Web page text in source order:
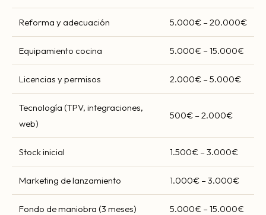
Reforma y adecuación 5.000€ – 20.000€
Equipamiento cocina 5.000€ – 15.000€
Licencias y permisos 2.000€ – 5.000€
Tecnología (TPV, integraciones,
web)
500€ – 2.000€
Stock inicial 1.500€ – 3.000€
Marketing de lanzamiento 1.000€ – 3.000€
Fondo de maniobra (3 meses) 5.000€ – 15.000€